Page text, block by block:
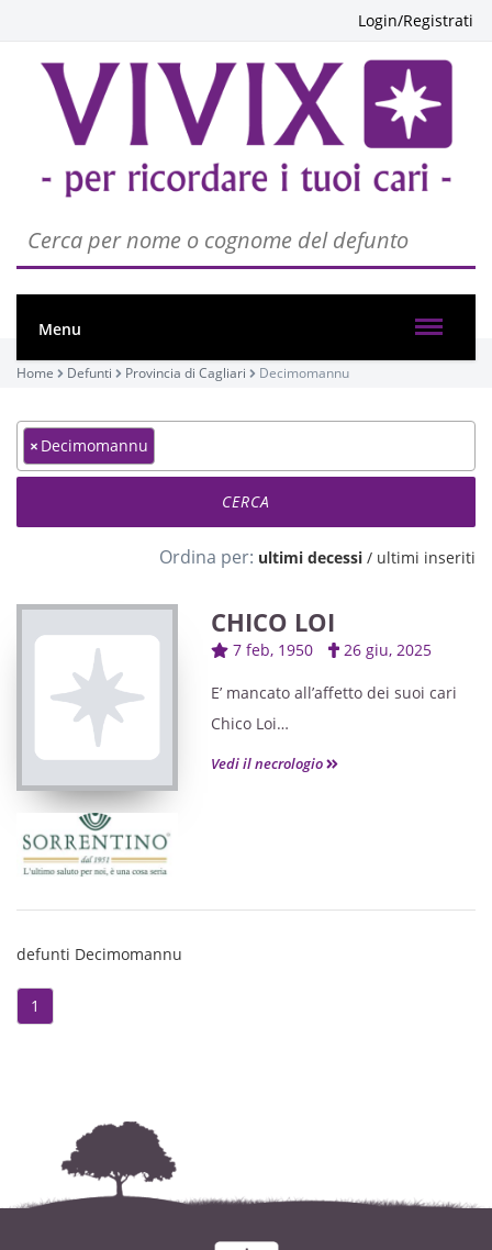
Login/Registrati
Menu
Home Defunti Provincia di Cagliari Decimomannu
× Decimomannu
Ordina per: ultimi decessi / ultimi inseriti
CHICO LOI
7 feb, 1950 26 giu, 2025
E’ mancato all’affetto dei suoi cari
Chico Loi
Ne danno il triste annuncio la
al Dottor Daniele Farci, alla
Vedi il necrologio
defunti Decimomannu
1